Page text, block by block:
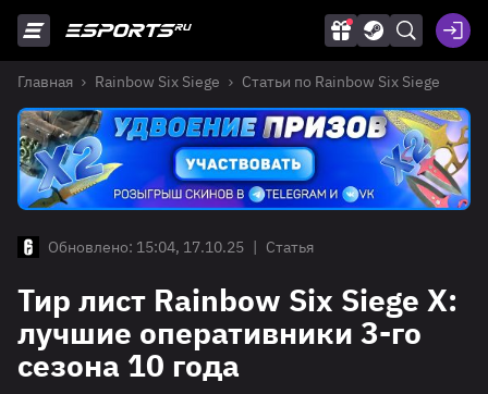
Главная Rainbow Six Siege Статьи по Rainbow Six Siege
Обновлено: 15:04, 17.10.25 | Статья
Тир лист Rainbow Six Siege X:
лучшие оперативники 3-го
сезона 10 года